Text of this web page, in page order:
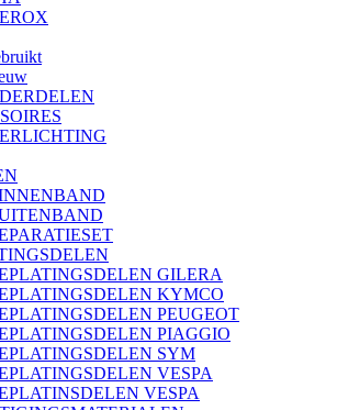
GILERA
KYMCO
PEUGEOT
PIAGGIO
SYM
VESPA
VESPA